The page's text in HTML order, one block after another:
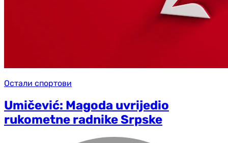
Остали спортови
Umičević: Magoda uvrijedio
rukometne radnike Srpske